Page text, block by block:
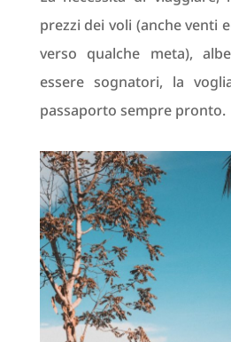
prezzi dei voli (anche venti
verso qualche meta),
essere sognatori, la
passaporto sempre pronto.